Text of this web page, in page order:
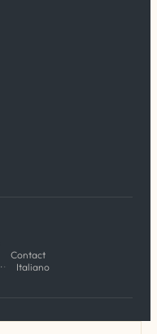
Contact
· Italiano